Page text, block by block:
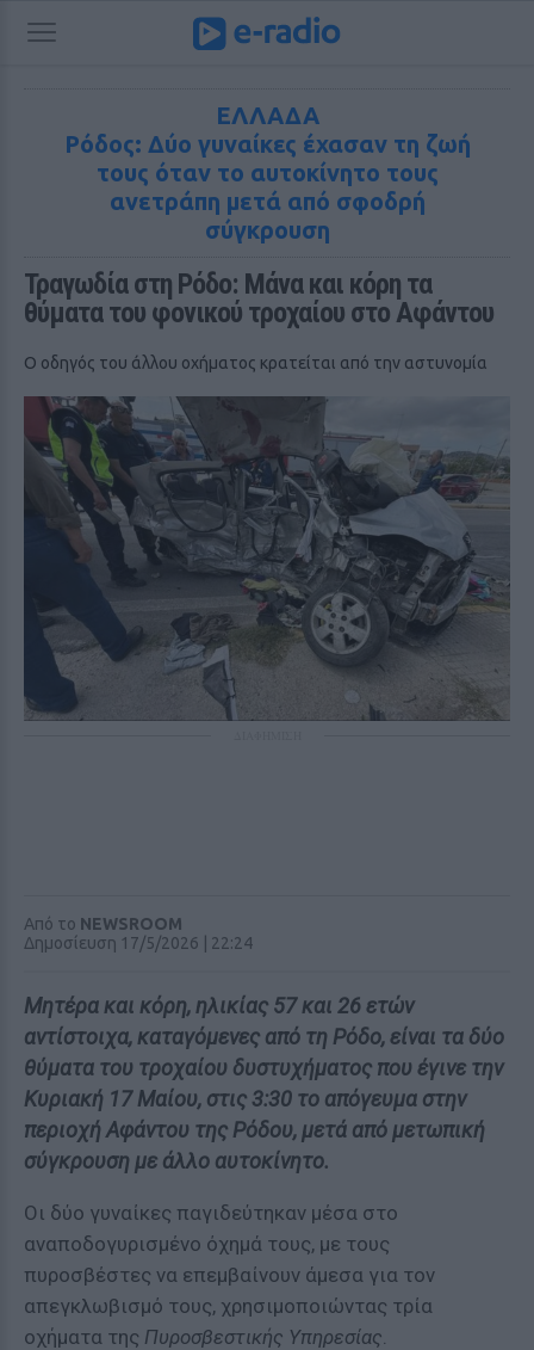
ΕΛΛΑΔΑ
Ρόδος: Δύο γυναίκες έχασαν τη ζωή
τους όταν το αυτοκίνητο τους
ανετράπη μετά από σφοδρή
σύγκρουση
Τραγωδία στη Ρόδο: Μάνα και κόρη τα
θύματα του φονικού τροχαίου στο Αφάντου
Ο οδηγός του άλλου οχήματος κρατείται από την αστυνομία
Από το NEWSROOM
Δημοσίευση 17/5/2026 | 22:24
Μητέρα και κόρη, ηλικίας 57 και 26 ετών
αντίστοιχα, καταγόμενες από τη Ρόδο, είναι τα δύο
θύματα του τροχαίου δυστυχήματος που έγινε την
Κυριακή 17 Μαίου, στις 3:30 το απόγευμα στην
περιοχή Αφάντου της Ρόδου, μετά από μετωπική
σύγκρουση με άλλο αυτοκίνητο.
Οι δύο γυναίκες παγιδεύτηκαν μέσα στο
αναποδογυρισμένο όχημά τους, με τους
πυροσβέστες να επεμβαίνουν άμεσα για τον
απεγκλωβισμό τους, χρησιμοποιώντας τρία
οχήματα της Πυροσβεστικής Υπηρεσίας.